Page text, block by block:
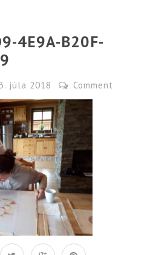
4E9A-B20F-
3. júla 2018 Comment